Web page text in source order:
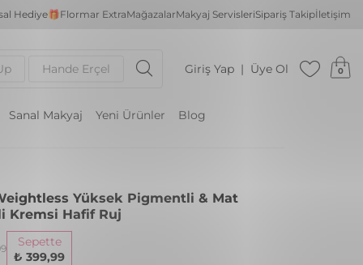
Hediye🎁Flormar ExtraMağazalarMakyaj ServisleriSipariş Takipİletişim
Hande Erçel Giriş Yap Üye Ol 0
Sanal Makyaj Yeni Ürünler Blog
Yüksek Pigmentli & Mat
Kremsi Hafif Ruj
Sepette
₺ 399,99